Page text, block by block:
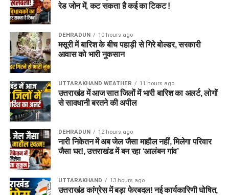
रेड जोन में, कट सकता है कई का टिकट !
DEHRADUN 10 hours ago
मसूरी में बारिश के बीच पहाड़ी से गिरे बोल्डर, सरकारी
आवास को भारी नुकसान
UTTARAKHAND WEATHER 11 hours ago
उत्तराखंड में आज सात जिलों में भारी बारिश का अलर्ट, लोगों
से सावधानी बरतने की अपील
DEHRADUN 12 hours ago
नारी निकेतन में अब जेल जैसा माहौल नहीं, मिलेगा परिवार
जैसा घर!, उत्तराखंड में बन रहा ‘आलंबन गांव’
UTTARAKHAND 13 hours ago
उत्तराखंड कांग्रेस में बड़ा फेरबदल! नई कार्यकारिणी घोषित,